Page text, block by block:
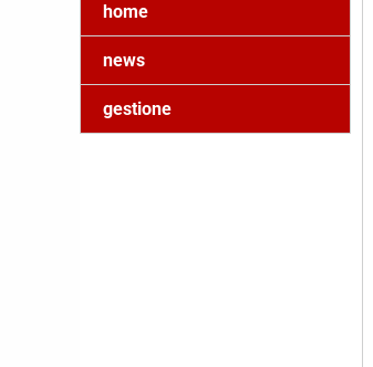
home
news
gestione